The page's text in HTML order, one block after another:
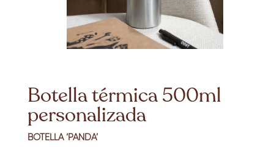
Botella térmica 500ml
personalizada
BOTELLA ‘PANDA’